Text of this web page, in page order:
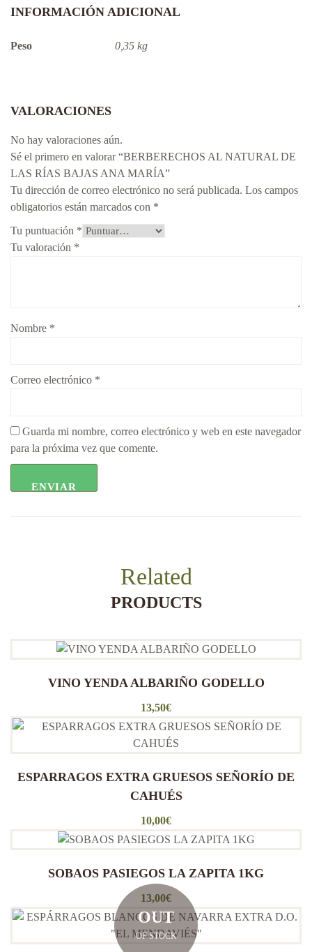
INFORMACIÓN ADICIONAL
Peso 0,35 kg
VALORACIONES
No hay valoraciones aún.
Sé el primero en valorar “BERBERECHOS AL NATURAL DE
LAS RÍAS BAJAS ANA MARÍA”
Tu dirección de correo electrónico no será publicada. Los campos
obligatorios están marcados con *
Tu puntuación *
Tu valoración *
Nombre *
Correo electrónico *
Guarda mi nombre, correo electrónico y web en este navegador
para la próxima vez que comente.
Related
PRODUCTS
VINO YENDA ALBARIÑO GODELLO
13,50€
ESPARRAGOS EXTRA GRUESOS SEÑORÍO DE
CAHUÉS
10,00€
SOBAOS PASIEGOS LA ZAPITA 1KG
13,00€
OUT
OF STOCK